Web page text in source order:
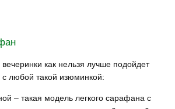
как нельзя лучше подойдет
любой такой изюминкой:
– такая модель легкого сарафана с